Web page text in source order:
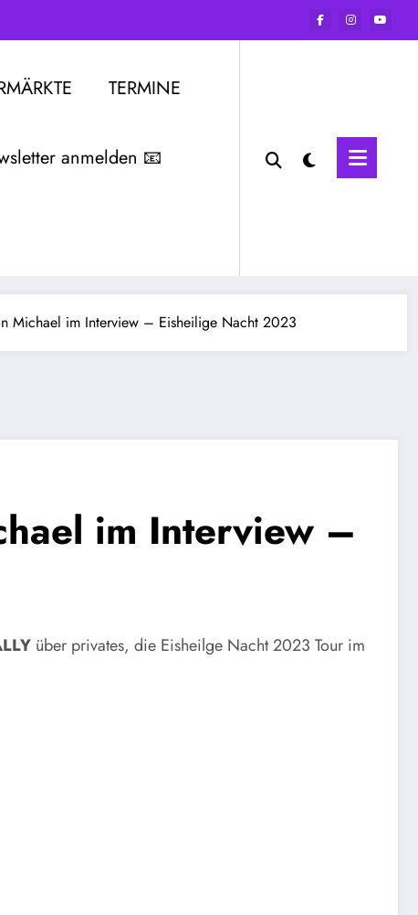
TERMINE
anmelden 📧
Michael im Interview – Eisheilige Nacht 2023
im Interview –
über privates, die Eisheilge Nacht 2023 Tour im